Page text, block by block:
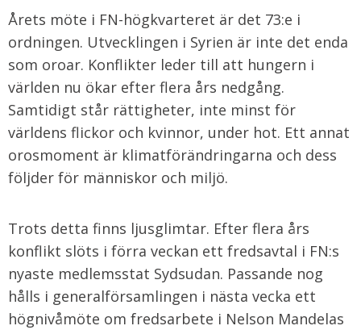
Årets möte i FN-högkvarteret är det 73:e i
ordningen. Utvecklingen i Syrien är inte det enda
som oroar. Konflikter leder till att hungern i
världen nu ökar efter flera års nedgång.
Samtidigt står rättigheter, inte minst för
världens flickor och kvinnor, under hot. Ett annat
orosmoment är klimatförändringarna och dess
följder för människor och miljö.
Trots detta finns ljusglimtar. Efter flera års
konflikt slöts i förra veckan ett fredsavtal i FN:s
nyaste medlemsstat Sydsudan. Passande nog
hålls i generalförsamlingen i nästa vecka ett
högnivåmöte om fredsarbete i Nelson Mandelas